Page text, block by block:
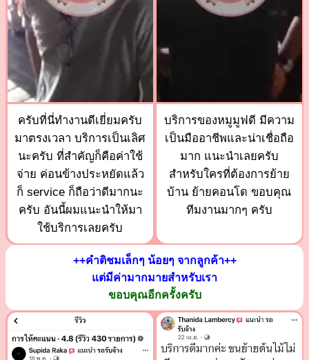
ครับที่นี่ทำงานดีเยี่ยมครับ
มาตรงเวลา บริการเป็นเลิศ
นะครับ ที่สำคัญก็คือค่าใช้
จ่าย ค่อนข้างประหยัดแล้ว
ก็ service ก็ถือว่าดีมากนะ
ครับ อันนี้ผมแนะนำให้มา
ใช้บริการเลยครับ
บริการของหมูมูฟดี มีความ
เป็นมืออาชีพและน่าเชื่อถือ
มาก แนะนำเลยครับ
สำหรับใครที่ต้องการย้าย
บ้าน ย้ายคอนโด ขอบคุณ
ทีมงานมากๆ ครับ
++คำติชมเล็กๆ น้อยๆ จากลูกค้า++
แต่มีค่ามากมายสำหรับเรา
ขอบคุณอีกครั้งครับ